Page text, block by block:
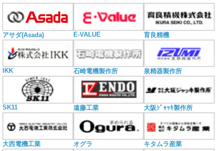
アサダ(Asada) E-VALUE 育良精機
IKK 石崎電機製作所 泉精器製作所
SK11 遠藤工業 大阪ｼﾞｬｯｷ製作所
大西電機工業 オグラ キタムラ産業